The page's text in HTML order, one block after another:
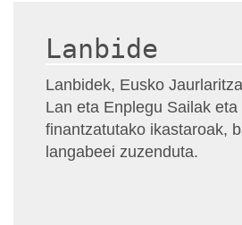
Lanbide
Lanbidek, Eusko
Lan eta Enplegu Sailak eta
finantzatutako ikastaroak,
langabeei zuzenduta.